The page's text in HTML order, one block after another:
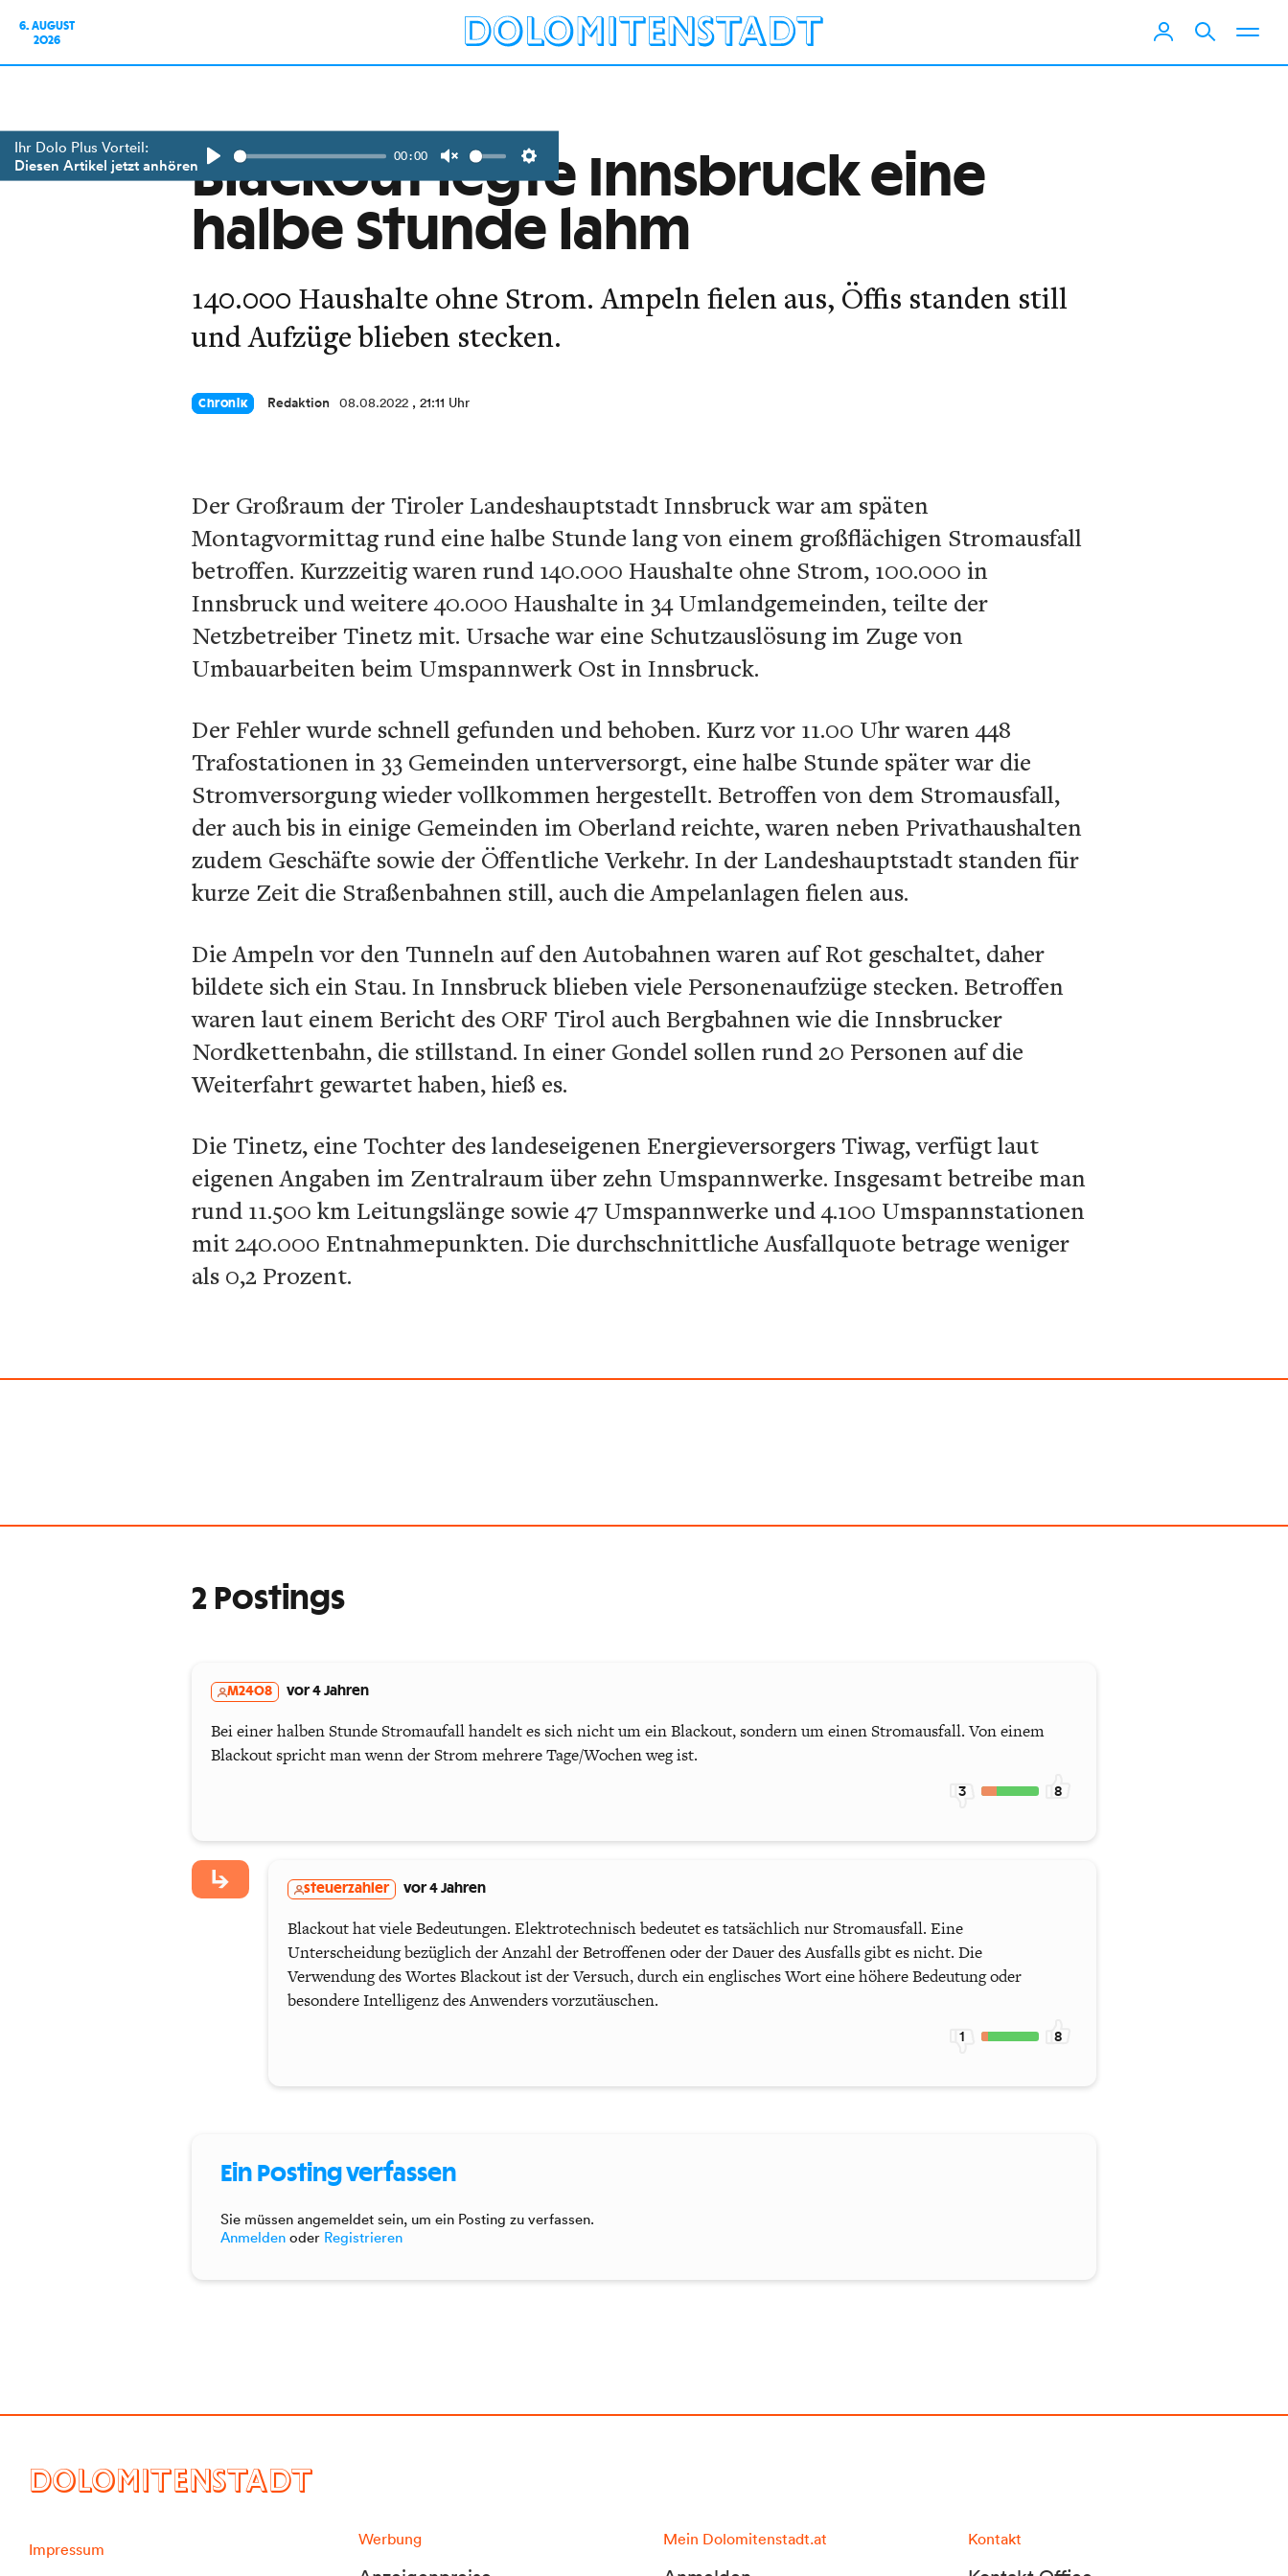
6. AUGUST
2026
Ihr Dolo Plus Vorteil:
Diesen Artikel jetzt anhören
Play
00:00
Unmute Settings
Blackout legte Innsbruck eine
halbe Stunde lahm
140.000 Haushalte ohne Strom. Ampeln fielen aus, Öffis standen still
und Aufzüge blieben stecken.
Chronik Redaktion 08.08.2022 , 21:11 Uhr
Der Großraum der Tiroler Landeshauptstadt Innsbruck war am späten
Montagvormittag rund eine halbe Stunde lang von einem großflächigen Stromausfall
betroffen. Kurzzeitig waren rund 140.000 Haushalte ohne Strom, 100.000 in
Innsbruck und weitere 40.000 Haushalte in 34 Umlandgemeinden, teilte der
Netzbetreiber Tinetz mit. Ursache war eine Schutzauslösung im Zuge von
Umbauarbeiten beim Umspannwerk Ost in Innsbruck.
Der Fehler wurde schnell gefunden und behoben. Kurz vor 11.00 Uhr waren 448
Trafostationen in 33 Gemeinden unterversorgt, eine halbe Stunde später war die
Stromversorgung wieder vollkommen hergestellt. Betroffen von dem Stromausfall,
der auch bis in einige Gemeinden im Oberland reichte, waren neben Privathaushalten
zudem Geschäfte sowie der Öffentliche Verkehr. In der Landeshauptstadt standen für
kurze Zeit die Straßenbahnen still, auch die Ampelanlagen fielen aus.
Die Ampeln vor den Tunneln auf den Autobahnen waren auf Rot geschaltet, daher
bildete sich ein Stau. In Innsbruck blieben viele Personenaufzüge stecken. Betroffen
waren laut einem Bericht des ORF Tirol auch Bergbahnen wie die Innsbrucker
Nordkettenbahn, die stillstand. In einer Gondel sollen rund 20 Personen auf die
Weiterfahrt gewartet haben, hieß es.
Die Tinetz, eine Tochter des landeseigenen Energieversorgers Tiwag, verfügt laut
eigenen Angaben im Zentralraum über zehn Umspannwerke. Insgesamt betreibe man
rund 11.500 km Leitungslänge sowie 47 Umspannwerke und 4.100 Umspannstationen
mit 240.000 Entnahmepunkten. Die durchschnittliche Ausfallquote betrage weniger
als 0,2 Prozent.
2 Postings
M2408 vor 4 Jahren
Bei einer halben Stunde Stromaufall handelt es sich nicht um ein Blackout, sondern um einen Stromausfall. Von einem
Blackout spricht man wenn der Strom mehrere Tage/Wochen weg ist.
3 8
steuerzahler vor 4 Jahren
Blackout hat viele Bedeutungen. Elektrotechnisch bedeutet es tatsächlich nur Stromausfall. Eine
Unterscheidung bezüglich der Anzahl der Betroffenen oder der Dauer des Ausfalls gibt es nicht. Die
Verwendung des Wortes Blackout ist der Versuch, durch ein englisches Wort eine höhere Bedeutung oder
besondere Intelligenz des Anwenders vorzutäuschen.
1 8
Ein Posting verfassen
Sie müssen angemeldet sein, um ein Posting zu verfassen.
Anmelden oder Registrieren
DOLOMITENSTADT
Impressum
Werbung Mein Dolomitenstadt.at Kontakt